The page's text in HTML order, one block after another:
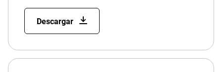
Descargar